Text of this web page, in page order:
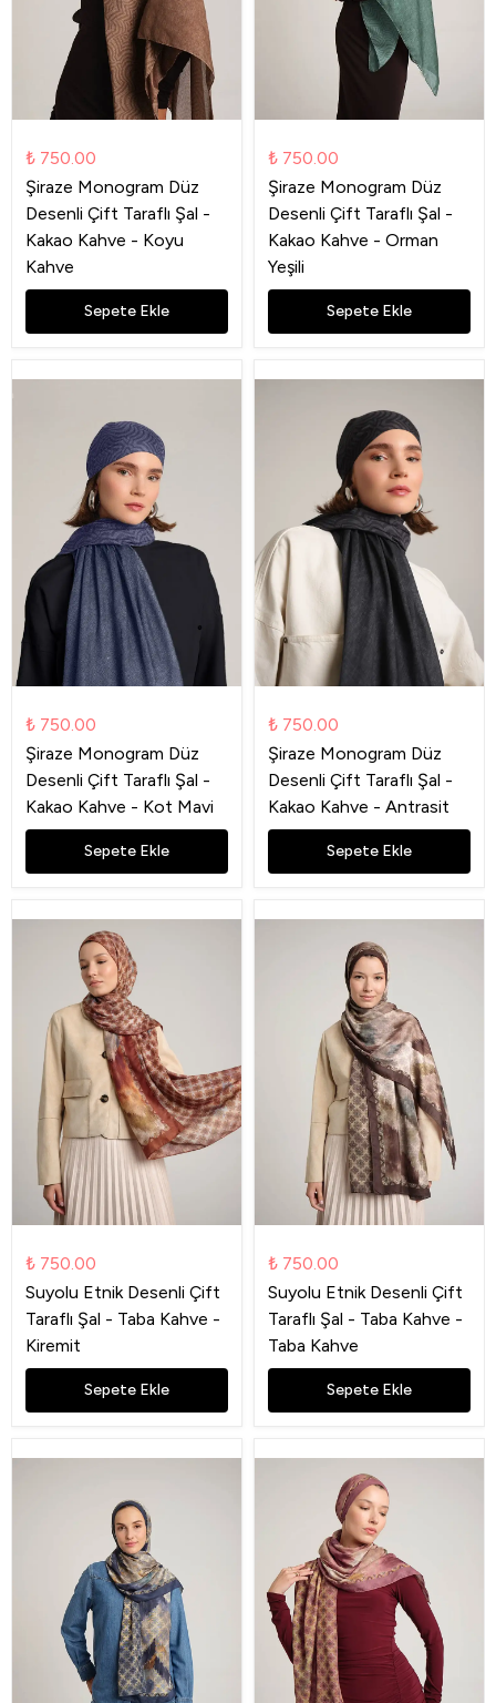
₺ 750.00
Şiraze Monogram Düz
Desenli Çift Taraflı Şal -
Kakao Kahve - Koyu
Kahve
Sepete Ekle
₺ 750.00
Şiraze Monogram Düz
Desenli Çift Taraflı Şal -
Kakao Kahve - Orman
Yeşili
Sepete Ekle
₺ 750.00
Şiraze Monogram Düz
Desenli Çift Taraflı Şal -
Kakao Kahve - Kot Mavi
Sepete Ekle
₺ 750.00
Şiraze Monogram Düz
Desenli Çift Taraflı Şal -
Kakao Kahve - Antrasit
Sepete Ekle
₺ 750.00
Suyolu Etnik Desenli Çift
Taraflı Şal - Taba Kahve -
Kiremit
Sepete Ekle
₺ 750.00
Suyolu Etnik Desenli Çift
Taraflı Şal - Taba Kahve -
Taba Kahve
Sepete Ekle